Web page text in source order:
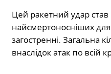
Цей ракетний удар став
найсмертоносніших
загостренні. Загальна
внаслідок атак по всій